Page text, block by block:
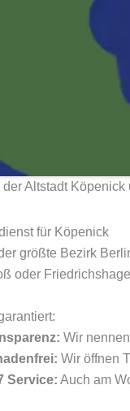
Altstadt
für Köpenick
größte Bezirk
oder
Wir
Wir öffnen
Service: Auch am